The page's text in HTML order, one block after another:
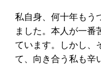
私自身、何十年もう
ました。本人が一番
ています。しかし、
て、向き合う私も辛